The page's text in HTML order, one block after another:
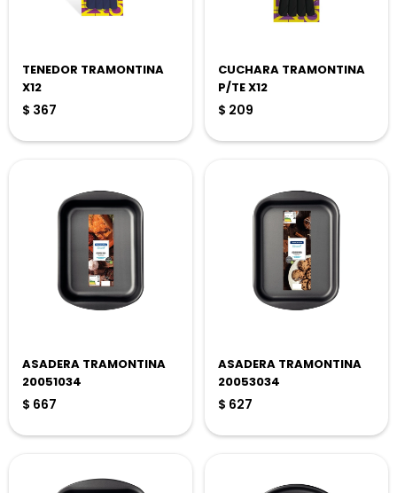
TENEDOR TRAMONTINA
X12
$ 367
CUCHARA TRAMONTINA
P/TE X12
$ 209
ASADERA TRAMONTINA
20051034
$ 667
ASADERA TRAMONTINA
20053034
$ 627